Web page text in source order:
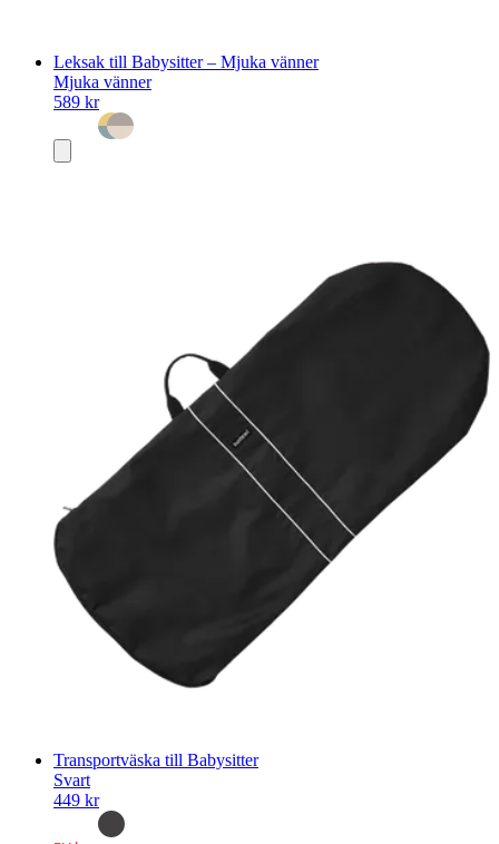
Leksak till Babysitter – Mjuka vänner
Mjuka vänner
589 kr
i
Transportväska till Babysitter
Svart
449 kr